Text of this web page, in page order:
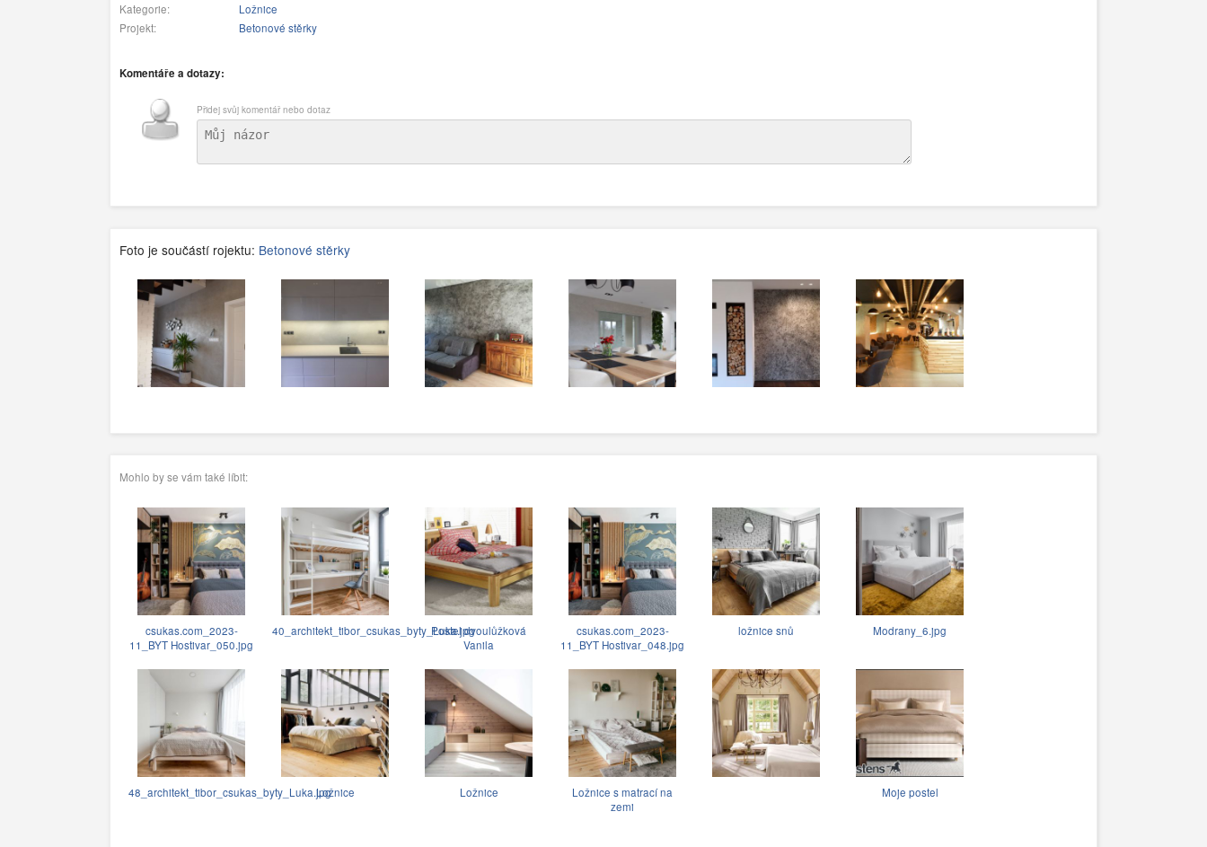
Kategorie:
Ložnice
Projekt:
Betonové stěrky
Komentáře a dotazy:
Přidej svůj komentář nebo dotaz
Foto je součástí rojektu: Betonové stěrky
Mohlo by se vám také líbit:
csukas.com_2023-
11_BYT Hostivar_050.jpg
40_architekt_tibor_csukas_byty_Luka.jpgPostel dvoulůžková
Vanila
csukas.com_2023-
11_BYT Hostivar_048.jpg
ložnice snů Modrany_6.jpg
48_architekt_tibor_csukas_byty_Luka.jpgLožnice Ložnice
Ložnice s matrací na
zemi
Moje postel